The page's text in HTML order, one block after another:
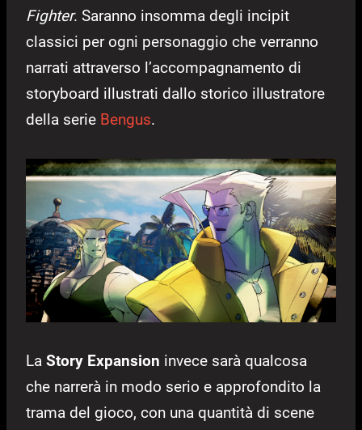
Fighter. Saranno insomma degli incipit
classici per ogni personaggio che verranno
narrati attraverso l’accompagnamento di
storyboard illustrati dallo storico illustratore
della serie Bengus.
La Story Expansion invece sarà qualcosa
che narrerà in modo serio e approfondito la
trama del gioco, con una quantità di scene